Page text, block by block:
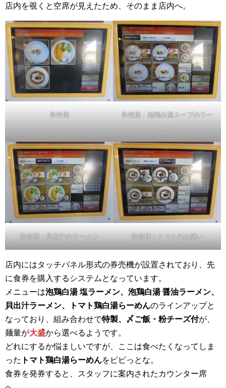
店内を覗くと空席が見えたため、そのまま店内へ。
券売機
券売機：泡鶏白湯スープのラー
メン
券売機：貝出汁のラーメン 券売機：トマトのお誘い
店内にはタッチパネル形式の券売機が設置されており、先
に食券を購入するシステムとなっています。
メニューは泡鶏白湯 塩ラーメン、泡鶏白湯 醤油ラーメン、
貝出汁ラーメン、トマト鶏白湯らーめんのラインアップと
なっており、組み合わせで特製、〆ご飯・粉チーズ付が、
麺量が大盛から選べるようです。
どれにするか悩ましいですが、ここは食べたくなってしま
った トマト鶏白湯らーめんをピピっとな。
食券を発券すると、スタッフに案内されたカウンター席